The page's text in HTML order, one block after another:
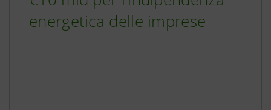
energetica delle imprese